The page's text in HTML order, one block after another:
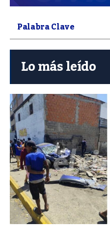
Lo más leído